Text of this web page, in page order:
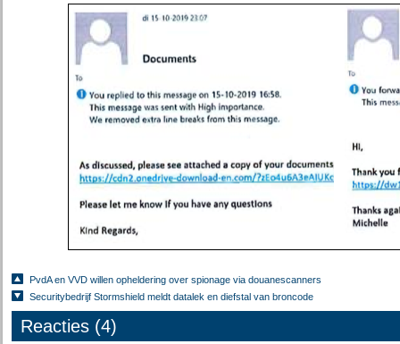
PvdA en VVD willen opheldering over spionage via douanescanners
Securitybedrijf Stormshield meldt datalek en diefstal van broncode
Reacties (4)